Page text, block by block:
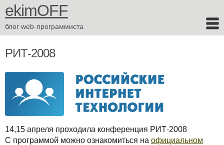
ekimOFF
блог web-программиста
РИТ-2008
14,15 апреля проходила конференция РИТ-2008
С программой можно ознакомиться на официальном